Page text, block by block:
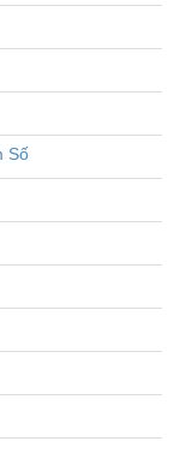
Số